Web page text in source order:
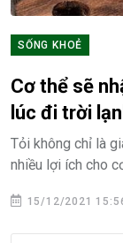
SỐNG KHOẺ
Cơ thể sẽ
lúc đi trời
Tỏi không chỉ là
nhiều lợi ích cho
15/12/2021